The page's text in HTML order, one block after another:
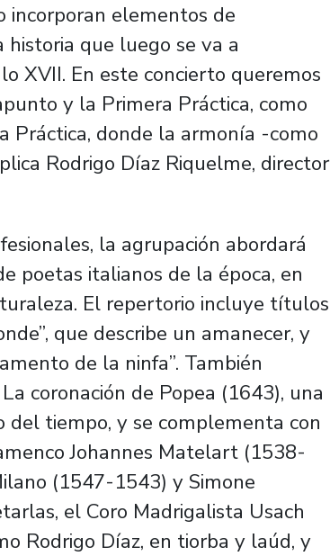
incorporan elementos de
que luego se va a
XVII. En este concierto queremos
y la Primera Práctica, como
Práctica, donde la armonía -como
Rodrigo Díaz Riquelme, director
la agrupación abordará
poetas italianos de la época, en
El repertorio incluye títulos
que describe un amanecer, y
de la ninfa”. También
La coronación de Popea (1643), una
del tiempo, y se complementa con
Johannes Matelart (1538-
(1547-1543) y Simone
el Coro Madrigalista Usach
Rodrigo Díaz, en tiorba y laúd, y